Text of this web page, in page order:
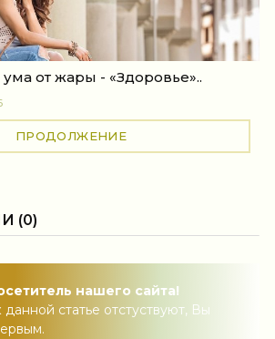
от жары - «Здоровье»..
ПРОДОЛЖЕНИЕ
(0)
нашего сайта!
статье отстуствуют, Вы